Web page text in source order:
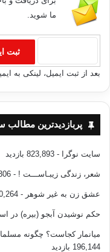
ما شوید.
بعد از ثبت ایمیل، لینکی به
پربازدیدترین مطالب
سایت نوگرا - 823,893 بازدید
شعر، زندگی زیبـاســـت ! - 485,306 بازدید
عشق زن به غیر شوهر - 280,264 بازدید
حکم نوشیدن آبجو (بیره) در
میانمار کجاست؟ چگونه
196,144 بازدید